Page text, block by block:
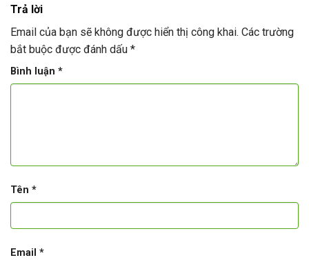
Trả lời
Email của bạn sẽ không được hiển thị công khai. Các trường
bắt buộc được đánh dấu *
Bình luận *
Tên *
Email *